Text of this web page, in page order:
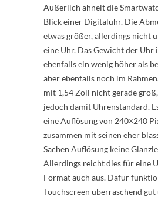
Äußerlich ähnelt die
Blick einer Digitaluhr. Die
etwas größer, allerdings nicht
eine Uhr. Das Gewicht der Uhr
ebenfalls ein wenig höher als
aber ebenfalls noch im
mit 1,54 Zoll nicht gerade
jedoch damit Uhrenstandard.
eine Auflösung von 240×240
zusammen mit seinen eher
Sachen Auflösung keine
Allerdings reicht dies für eine
Format auch aus. Dafür
Touchscreen überraschend